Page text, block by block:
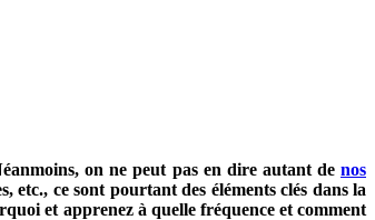
on ne peut pas en dire autant de nos
etc., ce sont pourtant des éléments clés dans la
et apprenez à quelle fréquence et comment